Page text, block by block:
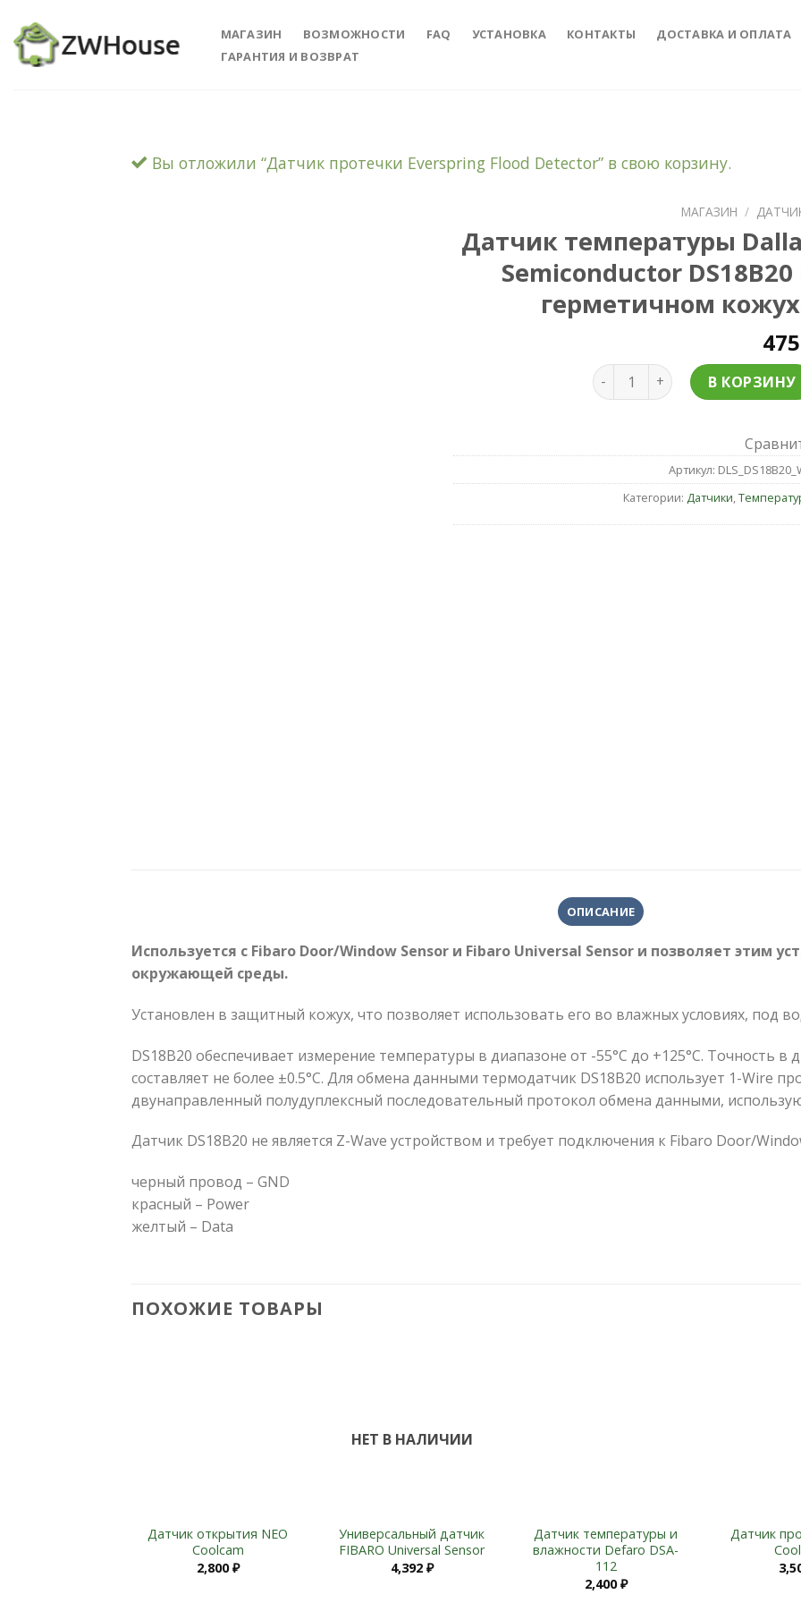
content
МАГАЗИН ВОЗМОЖНОСТИ FAQ УСТАНОВКА КОНТАКТЫ
ДОСТАВКА И ОПЛАТА
ГАРАНТИЯ И ВОЗВРАТ
Вы отложили “Датчик протечки Everspring Flood Detector” в свою корзину.
МАГАЗИН /
Датчик температуры
Semiconductor DS18B20
герметичном
475
Количество ДатчикВ КОРЗИНУ
Артикул:
Категории: Датчики,
ОПИСАНИЕ
Используется с Fibaro Door/Window Sensor и Fibaro Universal Sensor и позволяет этим
окружающей среды.
Установлен в защитный кожух, что позволяет использовать его во влажных условиях, под
DS18B20 обеспечивает измерение температуры в диапазоне от -55°C до +125°C. Точность в
составляет не более ±0.5°C. Для обмена данными термодатчик DS18B20 использует 1-Wire
двунаправленный полудуплексный последовательный протокол обмена данными,
Датчик DS18B20 не является Z-Wave устройством и требует подключения к Fibaro Door/
черный провод – GND
красный – Power
желтый – Data
ПОХОЖИЕ ТОВАРЫ
Датчик открытия NEO
Coolcam
2,800₽
НЕТ В НАЛИЧИИ
Универсальный датчик
FIBARO Universal Sensor
4,392 ₽
Датчик температуры и
влажности Defaro DSA-
112
2,400₽
Датчик